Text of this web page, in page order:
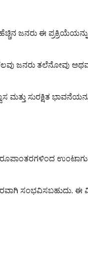
ಜನರು ಈ ಪ್ರಕ್ರಿಯೆಯನ್ನು
ಕೆಲವು ಜನರು ತಲೆನೋವು
ಮತ್ತು ಸುರಕ್ಷಿತ
ಸಂಭವಿಸಬಹುದು. ಈ